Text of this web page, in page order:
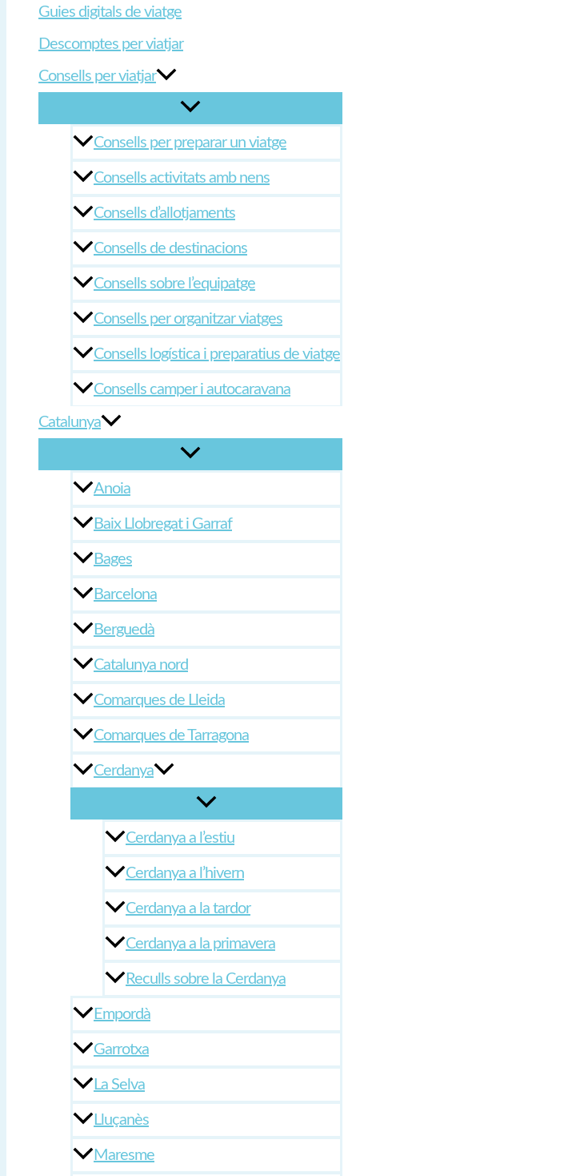
Guies digitals de viatge
Descomptes per viatjar
Consells per viatjar
Consells per preparar un viatge
Consells activitats amb nens
Consells d’allotjaments
Consells de destinacions
Consells sobre l’equipatge
Consells per organitzar viatges
Consells logística i preparatius de viatge
Consells camper i autocaravana
Catalunya
Anoia
Baix Llobregat i Garraf
Bages
Barcelona
Berguedà
Catalunya nord
Comarques de Lleida
Comarques de Tarragona
Cerdanya
Cerdanya a l’estiu
Cerdanya a l’hivern
Cerdanya a la tardor
Cerdanya a la primavera
Reculls sobre la Cerdanya
Empordà
Garrotxa
La Selva
Lluçanès
Maresme